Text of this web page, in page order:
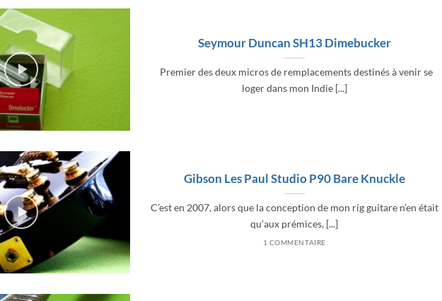
Seymour Duncan SH13 Dimebucker
Premier des deux micros de remplacements destinés à venir se
loger dans mon Indie [...]
Gibson Les Paul Studio P90 Bare Knuckle
C’est en 2007, alors que la conception de mon rig guitare n’en était
qu’aux prémices, [...]
1 COMMENTAIRE